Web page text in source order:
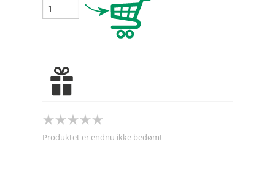
Produktet er endnu ikke bedømt